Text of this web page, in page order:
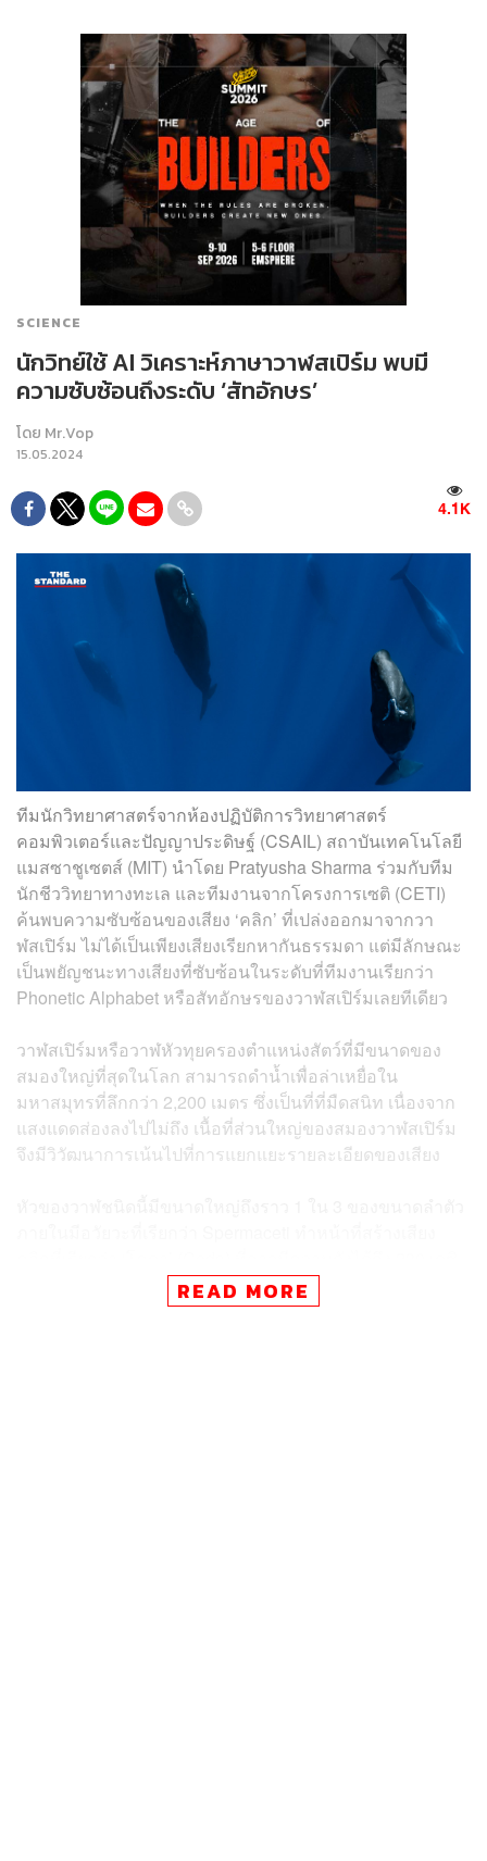
SCIENCE
นักวิทย์ใช้ AI วิเคราะห์ภาษาวาฬสเปิร์ม พบมี
ความ​ซับซ้อน​ถึงระดับ​ ‘สัทอักษร’
โดย Mr.Vop
15.05.2024
4.1K
ทีมนัก​วิทยาศาสตร์จากห้องปฏิบัติการ​วิทยาศาสตร์​
คอมพิวเตอร์​และปัญญา​ประดิษฐ์​ (CSAIL)​ สถาบันเทคโนโลยี
แมสซาชูเซตส์ (MIT)​ นำโดย Pratyusha Sharma ร่วมกับทีม
นักชีววิทยา​ทางทะเล และทีมงานจากโครงการเซติ (CETI)​
ค้นพบความซับซ้อน​ของเสียง ‘คลิก’ ที่เปล่งออกมาจากวา
ฬสเปิร์ม ​ไม่ได้เป็นเพียงเสียงเรียกหากันธรรมดา แต่มีลักษณะ​
เป็นพยัญชนะทางเสียงที่ซับซ้อน​ในระดับที่ทีมงานเรียกว่า
Phonetic Alphabet หรือสัทอักษร​ของวาฬสเปิร์ม​เลยทีเดียว
วาฬสเปิร์ม​หรือวาฬหัวทุยครองตำแหน่ง​สัตว์​ที่มีขนาดของ
สมองใหญ่ที่สุด​ในโลก สามารถดำน้ำเพื่อล่าเหยื่อ​ใน
มหาสมุทร​ที่ลึกกว่า 2,200 เมตร ซึ่งเป็นที่ที่มืดสนิท เนื่องจาก
แสงแดดส่องลงไปไม่ถึง เนื้อที่ส่วนใหญ่​ของสมองวาฬสเปิร์ม​
จึงมีวิวัฒนาการ​เน้นไปที่การแยกแยะรายละเอียด​ของเสียง
เบล​ เรียกว่าดังกว่าเสียงปล่อยจรวดสู่อวกาศ​เสียอีก แน่นอนว่า
ความดังของเสียงเป็นอันตราย​ต่อสัตว์น้ำชนิดอื่น รวมถึงนัก
READ MORE